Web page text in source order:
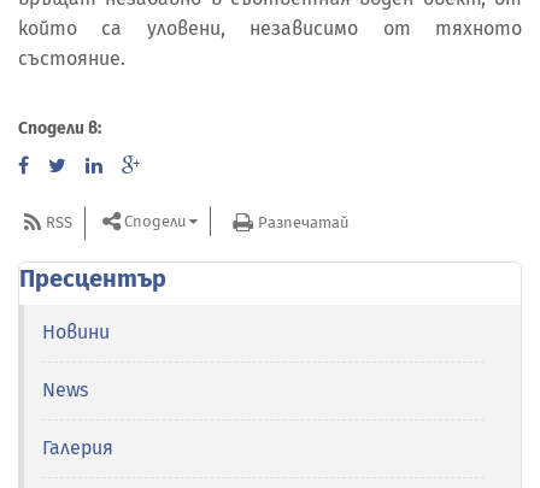
който са уловени, независимо от тяхното
състояние.
Сподели в:
RSS Сподели Разпечатай
Пресцентър
Новини
News
Галерия